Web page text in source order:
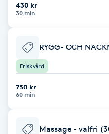
Brynplockning
Bröllopsuppsättning
Celluliter
430 kr
30 min
RYGG- OCH
Friskvård
750 kr
60 min
Massage - valfri